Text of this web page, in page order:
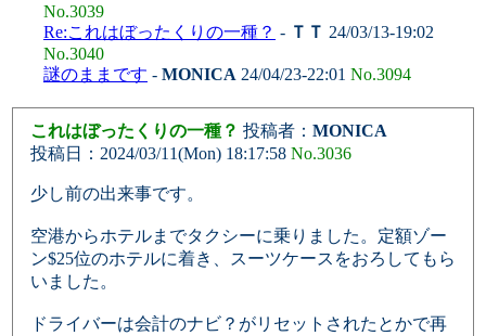
No.3039
Re:これはぼったくりの一種？ - ＴＴ 24/03/13-19:02
No.3040
謎のままです - MONICA 24/04/23-22:01 No.3094
これはぼったくりの一種？ 投稿者： MONICA
投稿日：2024/03/11(Mon) 18:17:58 No.3036
少し前の出来事です。
空港からホテルまでタクシーに乗りました。定額ゾー
ン$25位のホテルに着き、スーツケースをおろしてもら
いました。
ドライバーは会計のナビ？がリセットされたとかで再